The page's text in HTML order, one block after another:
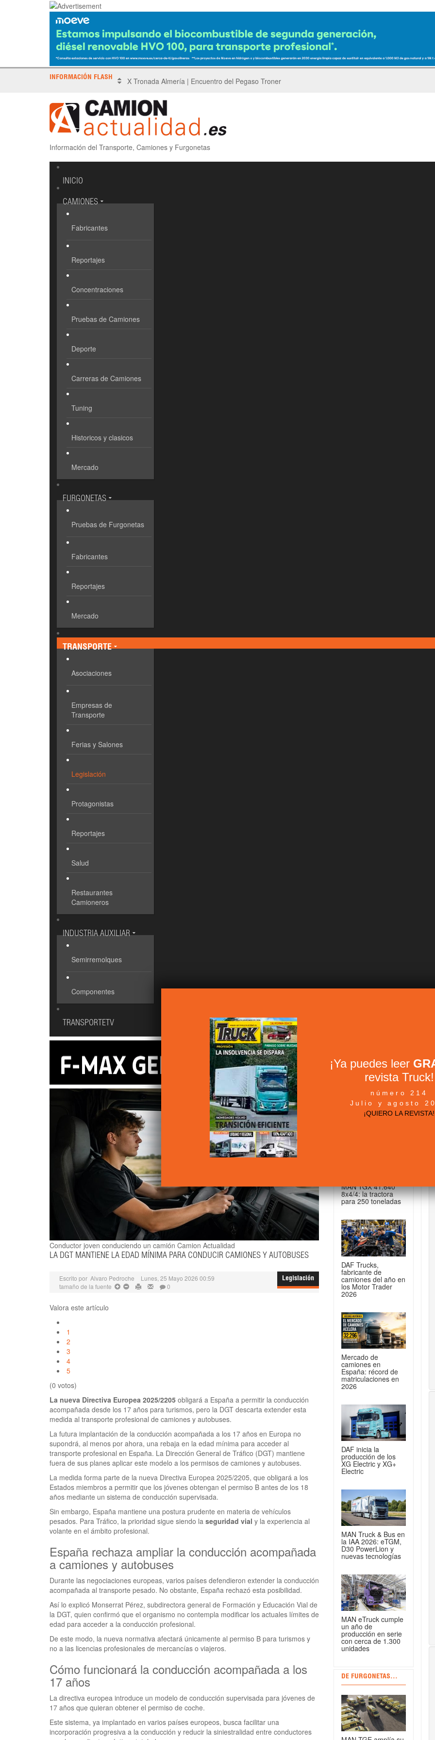
INFORMACIÓN FLASH Sinotruk protagoniza el Driver’s Parade del GP de China de F1
Información del Transporte, Camiones y Furgonetas
INICIO
CAMIONES
Fabricantes
Reportajes
Concentraciones
Pruebas de Camiones
Deporte
Carreras de Camiones
Tuning
Historicos y clasicos
Mercado
FURGONETAS
Pruebas de Furgonetas
Fabricantes
Reportajes
Mercado
TRANSPORTE
Asociaciones
Empresas de
Transporte
Ferias y Salones
Legislación
Protagonistas
Reportajes
Salud
Restaurantes
Camioneros
INDUSTRIA AUXILIAR
Semirremolques
Componentes
TRANSPORTETV
Conductor joven conduciendo un camión Camion Actualidad
LA DGT MANTIENE LA EDAD MÍNIMA PARA CONDUCIR CAMIONES Y AUTOBUSES
Legislación
Escrito por Alvaro Pedroche
Lunes, 25 Mayo 2026 00:59
tamaño de la fuente
0
Valora este artículo
1
2
3
4
5
(0 votos)
La nueva Directiva Europea 2025/2205 obligará a España a permitir la conducción
acompañada desde los 17 años para turismos, pero la DGT descarta extender esta
medida al transporte profesional de camiones y autobuses.
La futura implantación de la conducción acompañada a los 17 años en Europa no
supondrá, al menos por ahora, una rebaja en la edad mínima para acceder al
transporte profesional en España. La Dirección General de Tráfico (DGT) mantiene
fuera de sus planes aplicar este modelo a los permisos de camiones y autobuses.
La medida forma parte de la nueva Directiva Europea 2025/2205, que obligará a los
Estados miembros a permitir que los jóvenes obtengan el permiso B antes de los 18
años mediante un sistema de conducción supervisada.
Sin embargo, España mantiene una postura prudente en materia de vehículos
pesados. Para Tráfico, la prioridad sigue siendo la seguridad vial y la experiencia al
volante en el ámbito profesional.
España rechaza ampliar la conducción acompañada
a camiones y autobuses
Durante las negociaciones europeas, varios países defendieron extender la conducción
acompañada al transporte pesado. No obstante, España rechazó esta posibilidad.
Así lo explicó Monserrat Pérez, subdirectora general de Formación y Educación Vial de
la DGT, quien confirmó que el organismo no contempla modificar los actuales límites de
edad para acceder a la conducción profesional.
De este modo, la nueva normativa afectará únicamente al permiso B para turismos y
no a las licencias profesionales de mercancías o viajeros.
Cómo funcionará la conducción acompañada a los
17 años
La directiva europea introduce un modelo de conducción supervisada para jóvenes de
17 años que quieran obtener el permiso de coche.
Este sistema, ya implantado en varios países europeos, busca facilitar una
incorporación progresiva a la conducción y reducir la siniestralidad entre conductores
+ NOTICIAS...
MAN TGX 41.640
8x4/4: la tractora
para 250 toneladas
DAF Trucks,
fabricante de
camiones del año en
los Motor Trader
2026
Mercado de
camiones en
España: récord de
matriculaciones en
2026
DAF inicia la
producción de los
XG Electric y XG+
Electric
MAN Truck & Bus en
la IAA 2026: eTGM,
D30 PowerLion y
nuevas tecnologías
MAN eTruck cumple
un año de
producción en serie
con cerca de 1.300
unidades
DE FURGONETAS...
¡Ya puedes leer
revista Truck!
número 214
Julio y agosto
¡QUIERO LA REVISTA!